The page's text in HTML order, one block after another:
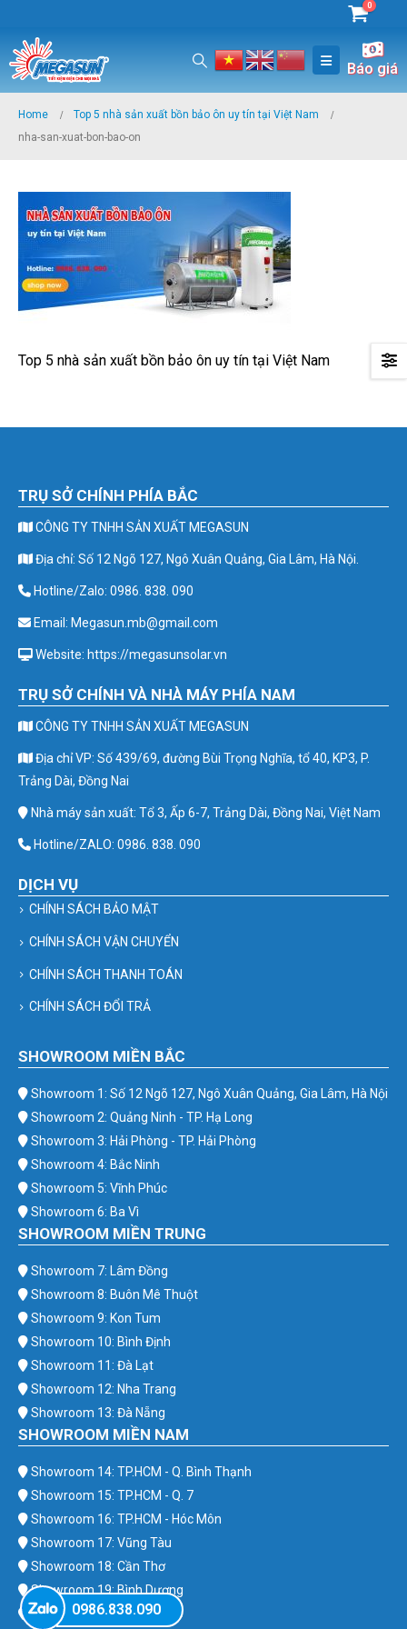
0
Báo giá
Home
Top 5 nhà sản xuất bồn bảo ôn uy tín tại Việt Nam
nha-san-xuat-bon-bao-on
Top 5 nhà sản xuất bồn bảo ôn uy tín tại Việt Nam
TRỤ SỞ CHÍNH PHÍA BẮC
CÔNG TY TNHH SẢN XUẤT MEGASUN
Địa chỉ: Số 12 Ngõ 127, Ngô Xuân Quảng, Gia Lâm, Hà Nội.
Hotline/Zalo: 0986. 838. 090
Email: Megasun.mb@gmail.com
Website: https://megasunsolar.vn
TRỤ SỞ CHÍNH VÀ NHÀ MÁY PHÍA NAM
CÔNG TY TNHH SẢN XUẤT MEGASUN
Địa chỉ VP: Số 439/69, đường Bùi Trọng Nghĩa, tổ 40, KP3, P.
Trảng Dài, Đồng Nai
Nhà máy sản xuất: Tổ 3, Ấp 6-7, Trảng Dài, Đồng Nai, Việt Nam
Hotline/ZALO: 0986. 838. 090
DỊCH VỤ
CHÍNH SÁCH BẢO MẬT
CHÍNH SÁCH VẬN CHUYỂN
CHÍNH SÁCH THANH TOÁN
CHÍNH SÁCH ĐỔI TRẢ
SHOWROOM MIỀN BẮC
Showroom 1: Số 12 Ngõ 127, Ngô Xuân Quảng, Gia Lâm, Hà Nội
Showroom 2: Quảng Ninh - TP. Hạ Long
Showroom 3: Hải Phòng - TP. Hải Phòng
Showroom 4: Bắc Ninh
Showroom 5: Vĩnh Phúc
Showroom 6: Ba Vì
SHOWROOM MIỀN TRUNG
Showroom 7: Lâm Đồng
Showroom 8: Buôn Mê Thuột
Showroom 9: Kon Tum
Showroom 10: Bình Định
Showroom 11: Đà Lạt
Showroom 12: Nha Trang
Showroom 13: Đà Nẵng
SHOWROOM MIỀN NAM
Showroom 14: TP.HCM - Q. Bình Thạnh
Showroom 15: TP.HCM - Q. 7
Showroom 16: TP.HCM - Hóc Môn
Showroom 17: Vũng Tàu
Showroom 18: Cần Thơ
Showroom 19: Bình Dương
Showroom 20: Bình Phước
0986.838.090